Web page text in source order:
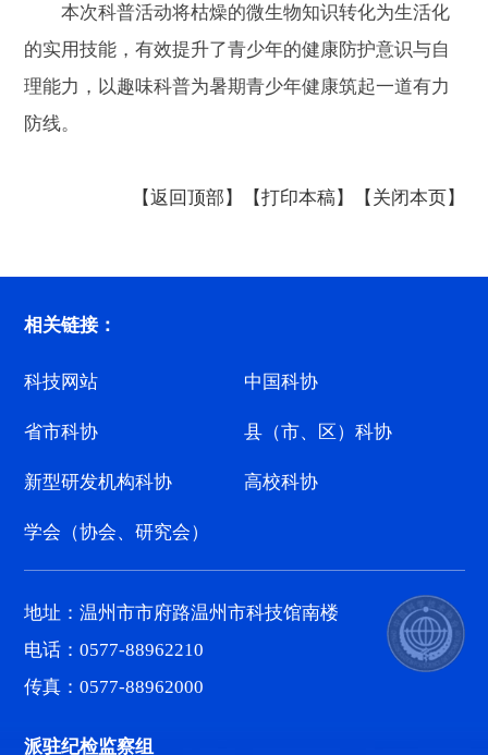
本次科普活动将枯燥的微生物知识转化为生活化
的实用技能，有效提升了青少年的健康防护意识与自
理能力，以趣味科普为暑期青少年健康筑起一道有力
防线。
【返回顶部】 【打印本稿】 【关闭本页】
相关链接：
科技网站 中国科协
省市科协 县（市、区）科协
新型研发机构科协 高校科协
学会（协会、研究会）
地址：温州市市府路温州市科技馆南楼
电话：0577-88962210
传真：0577-88962000
派驻纪检监察组